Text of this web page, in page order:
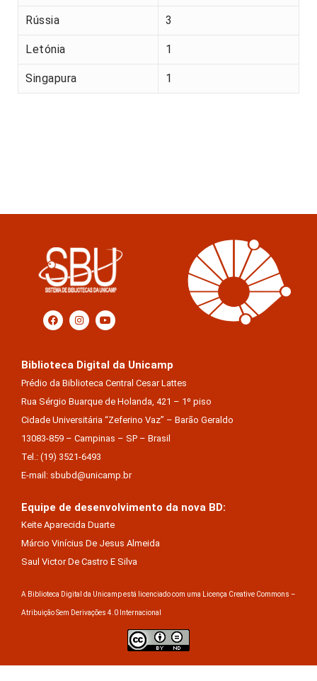
Rússia 3
Letónia 1
Singapura 1
Biblioteca Digital da Unicamp
Prédio da Biblioteca Central Cesar Lattes
Rua Sérgio Buarque de Holanda, 421 – 1º piso
Cidade Universitária “Zeferino Vaz” – Barão Geraldo
13083-859 – Campinas – SP – Brasil
Tel.: (19) 3521-6493
E-mail: sbubd@unicamp.br
Equipe de desenvolvimento da nova BD:
Keite Aparecida Duarte
Márcio Vinícius De Jesus Almeida
Saul Victor De Castro E Silva
A Biblioteca Digital da Unicamp está licenciado com uma Licença Creative Commons –
Atribuição Sem Derivações 4.0 Internacional